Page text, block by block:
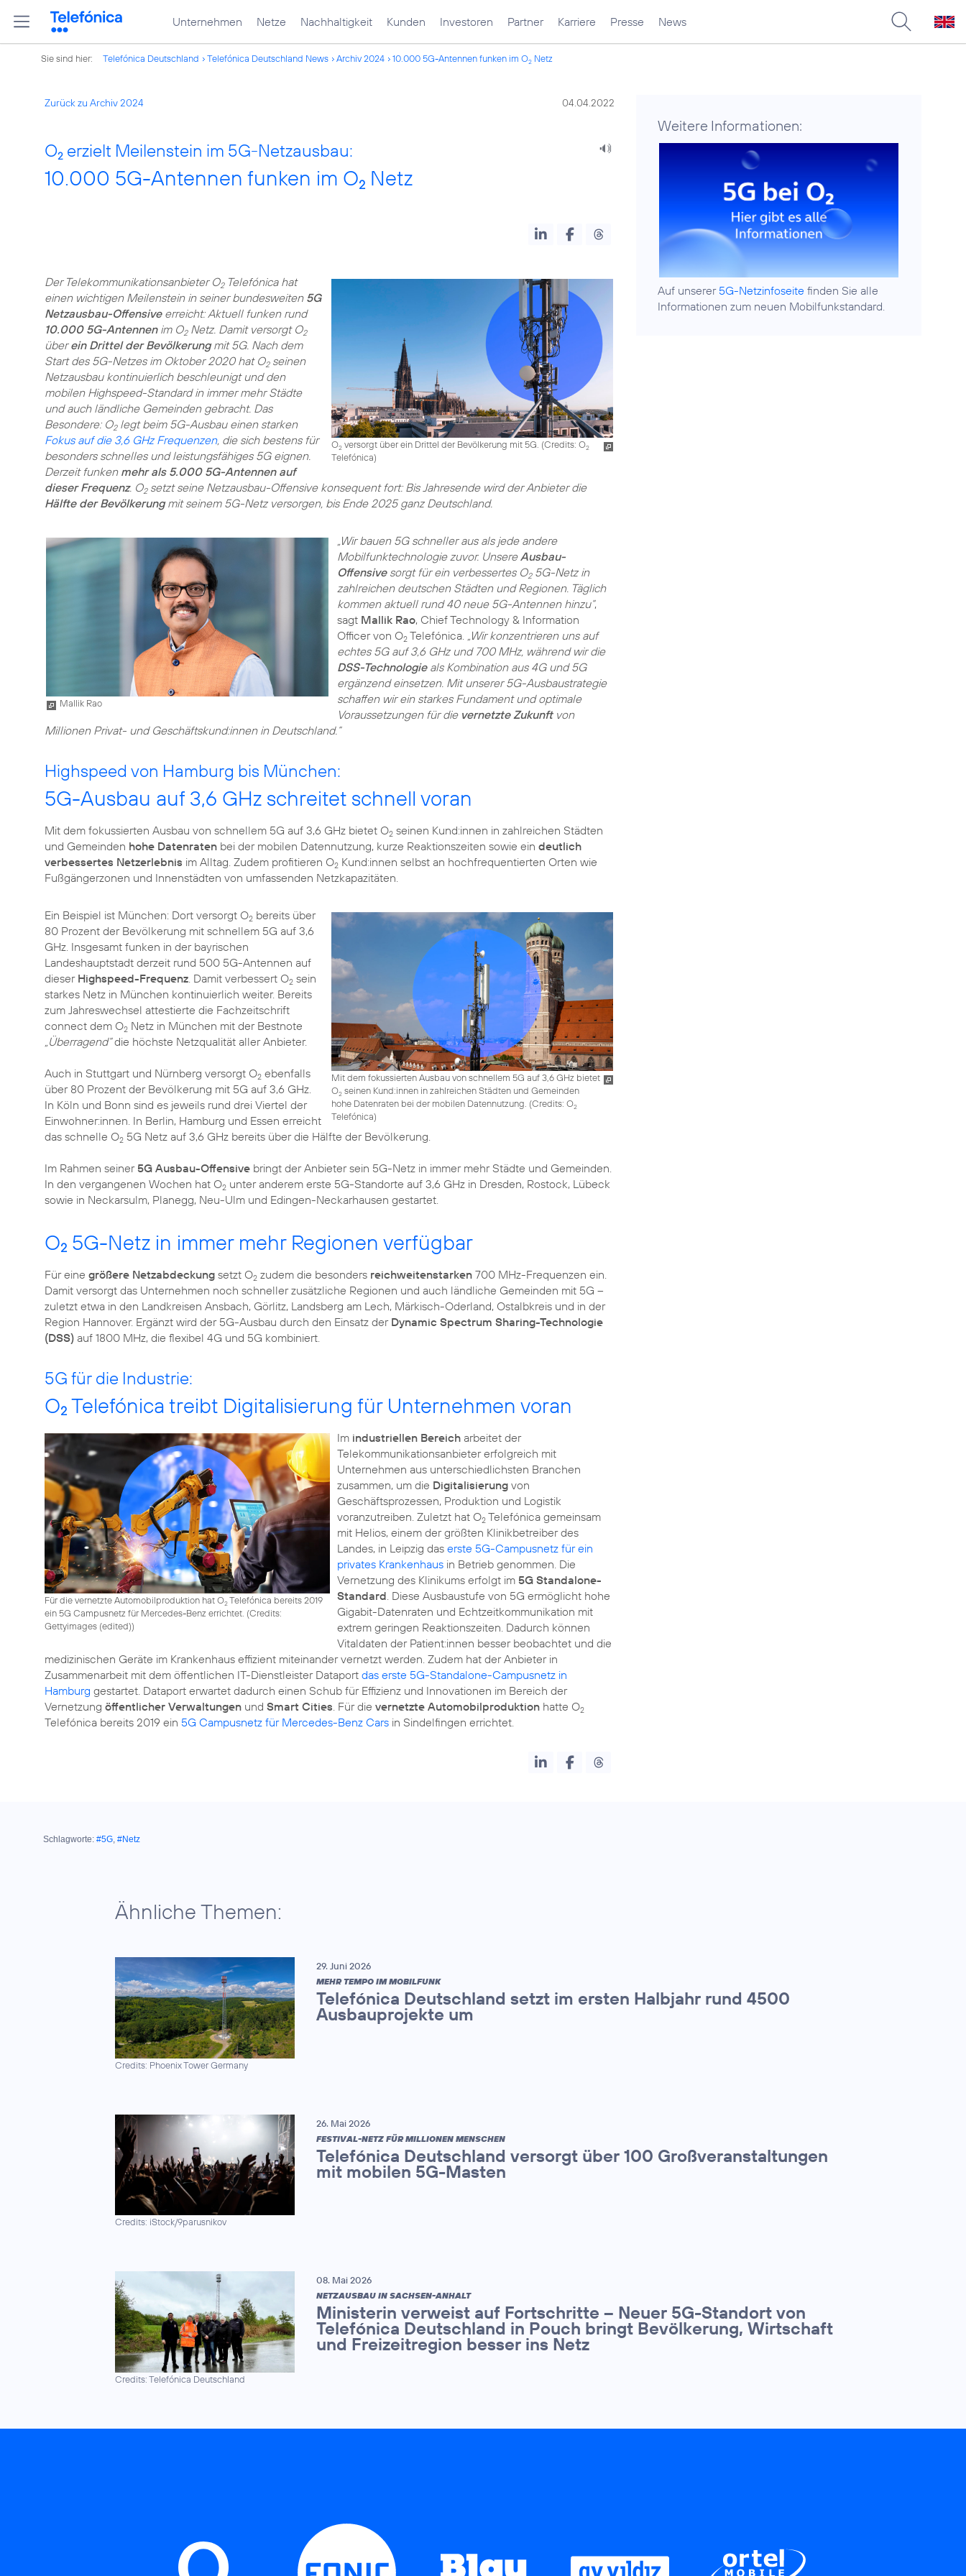
Unternehmen Netze Nachhaltigkeit Kunden Investoren Partner Karriere Presse News
Sie sind hier: Telefónica Deutschland Telefónica Deutschland News Archiv 2024 10.000 5G-Antennen funken im O2 Netz
Zurück zu Archiv 2024 04.04.2022
O2 erzielt Meilenstein im 5G-Netzausbau:
10.000 5G-Antennen funken im O2 Netz
O2versorgt über ein Drittel der Bevölkerung mit 5G. (Credits: O2
Telefónica)
Der Telekommunikationsanbieter O2Telefónica hat
einen wichtigen Meilenstein in seiner bundesweiten 5G
Netzausbau-Offensiveerreicht: Aktuell funken rund
10.000 5G-Antennenim O2Netz. Damit versorgt O2
überein Drittel der Bevölkerungmit 5G. Nach dem
Start des 5G-Netzes im Oktober 2020 hat O2seinen
Netzausbau kontinuierlich beschleunigt und den
mobilen Highspeed-Standard in immer mehr Städte
und auch ländliche Gemeinden gebracht. Das
Besondere: O2legt beim 5G-Ausbau einen starken
Fokus auf die 3,6 GHz Frequenzen, die sich bestens für
besonders schnelles und leistungsfähiges 5G eignen.
Derzeit funken mehr als 5.000 5G-Antennen auf
dieser Frequenz. O2setzt seine Netzausbau-Offensive konsequent fort: Bis Jahresende wird der Anbieter die
Hälfte der Bevölkerungmit seinem 5G-Netz versorgen, bis Ende 2025 ganz Deutschland.
Mallik Rao
„Wir bauen 5G schneller aus als jede andere
Mobilfunktechnologie zuvor. UnsereAusbau-
Offensivesorgt für ein verbessertes O25G-Netz in
zahlreichen deutschen Städten und Regionen. Täglich
kommen aktuell rund 40 neue 5G-Antennen hinzu“,
sagt Mallik Rao, Chief Technology & Information
Officer von O2Telefónica. „Wir konzentrieren uns auf
echtes 5G auf 3,6 GHz und 700 MHz, während wir die
DSS-Technologieals Kombination aus 4G und 5G
ergänzend einsetzen. Mit unserer 5G-Ausbaustrategie
schaffen wir ein starkes Fundament und optimale
Voraussetzungen für die vernetzte Zukunftvon
Millionen Privat- und Geschäftskund:innen in Deutschland.“
Highspeed von Hamburg bis München:
5G-Ausbau auf 3,6 GHz schreitet schnell voran
Mit dem fokussierten Ausbau von schnellem 5G auf 3,6 GHz bietet O2 seinen Kund:innen in zahlreichen Städten
und Gemeinden hohe Datenraten bei der mobilen Datennutzung, kurze Reaktionszeiten sowie ein deutlich
verbessertes Netzerlebnis im Alltag. Zudem profitieren O2 Kund:innen selbst an hochfrequentierten Orten wie
Fußgängerzonen und Innenstädten von umfassenden Netzkapazitäten.
Mit dem fokussierten Ausbau von schnellem 5G auf 3,6 GHz bietet
O2seinen Kund:innen in zahlreichen Städten und Gemeinden
hohe Datenraten bei der mobilen Datennutzung. (Credits: O2
Telefónica)
Ein Beispiel ist München: Dort versorgt O2 bereits über
80 Prozent der Bevölkerung mit schnellem 5G auf 3,6
GHz. Insgesamt funken in der bayrischen
Landeshauptstadt derzeit rund 500 5G-Antennen auf
dieser Highspeed-Frequenz. Damit verbessert O2 sein
starkes Netz in München kontinuierlich weiter. Bereits
zum Jahreswechsel attestierte die Fachzeitschrift
connect dem O2 Netz in München mit der Bestnote
„Überragend“die höchste Netzqualität aller Anbieter.
Auch in Stuttgart und Nürnberg versorgt O2 ebenfalls
über 80 Prozent der Bevölkerung mit 5G auf 3,6 GHz.
In Köln und Bonn sind es jeweils rund drei Viertel der
Einwohner:innen. In Berlin, Hamburg und Essen erreicht
das schnelle O2 5G Netz auf 3,6 GHz bereits über die Hälfte der Bevölkerung.
Im Rahmen seiner5G Ausbau-Offensive bringt der Anbieter sein 5G-Netz in immer mehr Städte und Gemeinden.
In den vergangenen Wochen hat O2 unter anderem erste 5G-Standorte auf 3,6 GHz in Dresden, Rostock, Lübeck
sowie in Neckarsulm, Planegg, Neu-Ulm und Edingen-Neckarhausen gestartet.
O2 5G-Netz in immer mehr Regionen verfügbar
Für eine größere Netzabdeckung setzt O2 zudem die besonders reichweitenstarken 700 MHz-Frequenzen ein.
Damit versorgt das Unternehmen noch schneller zusätzliche Regionen und auch ländliche Gemeinden mit 5G –
zuletzt etwa in den Landkreisen Ansbach, Görlitz, Landsberg am Lech, Märkisch-Oderland, Ostalbkreis und in der
Region Hannover. Ergänzt wird der 5G-Ausbau durch den Einsatz der Dynamic Spectrum Sharing-Technologie
(DSS) auf 1800 MHz, die flexibel 4G und 5G kombiniert.
5G für die Industrie:
O2 Telefónica treibt Digitalisierung für Unternehmen voran
Für die vernetzte Automobilproduktion hat O2Telefónica bereits 2019
ein 5G Campusnetz für Mercedes-Benz errichtet. (Credits:
Gettyimages (edited))
Im industriellen Bereicharbeitet der
Telekommunikationsanbieter erfolgreich mit
Unternehmen aus unterschiedlichsten Branchen
zusammen, um die Digitalisierungvon
Geschäftsprozessen, Produktion und Logistik
voranzutreiben. Zuletzt hat O2Telefónica gemeinsam
mit Helios, einem der größten Klinikbetreiber des
Landes, in Leipzig das erste 5G-Campusnetz für ein
privates Krankenhausin Betrieb genommen. Die
Vernetzung des Klinikums erfolgt im 5G Standalone-
Standard. Diese Ausbaustufe von 5G ermöglicht hohe
Gigabit-Datenraten und Echtzeitkommunikation mit
extrem geringen Reaktionszeiten. Dadurch können
Vitaldaten der Patient:innen besser beobachtet und die
medizinischen Geräte im Krankenhaus effizient miteinander vernetzt werden. Zudem hat der Anbieter in
Zusammenarbeit mit dem öffentlichen IT-Dienstleister Dataport das erste 5G-Standalone-Campusnetz in
Hamburg gestartet. Dataport erwartet dadurch einen Schub für Effizienz und Innovationen im Bereich der
Vernetzung öffentlicher Verwaltungen und Smart Cities. Für die vernetzte Automobilproduktion hatte O2
Telefónica bereits 2019 ein 5G Campusnetz für Mercedes-Benz Cars in Sindelfingen errichtet.
Weitere Informationen:
Auf unserer 5G-Netzinfoseite finden Sie alle
Informationen zum neuen Mobilfunkstandard.
Schlagworte: #5G, #Netz
Ähnliche Themen:
Credits: Phoenix Tower Germany
29. Juni 2026
MEHR TEMPO IM MOBILFUNK
Telefónica Deutschland setzt im ersten Halbjahr rund 4500
Ausbauprojekte um
Credits: iStock/9parusnikov
26. Mai 2026
FESTIVAL-NETZ FÜR MILLIONEN MENSCHEN
Telefónica Deutschland versorgt über 100 Großveranstaltungen
mit mobilen 5G-Masten
Credits: Telefónica Deutschland
08. Mai 2026
NETZAUSBAU IN SACHSEN-ANHALT
Ministerin verweist auf Fortschritte – Neuer 5G-Standort von
Telefónica Deutschland in Pouch bringt Bevölkerung, Wirtschaft
und Freizeitregion besser ins Netz